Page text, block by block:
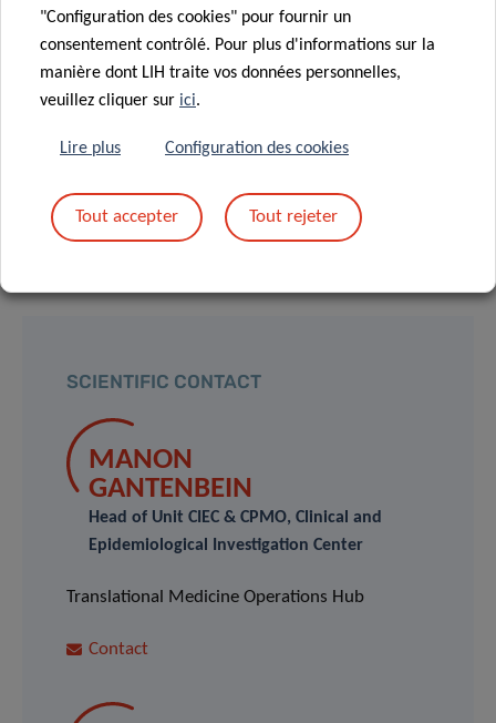
ou de pertes de mémoire, autant de facteurs qui peuvent
altérer considérablement le fonctionnement du cerveau.
DigiCog offrira un outil fiable et non invasif pour dépister
exemple dans les établissements de soins primaires. Le
comprendre le Covid long neurologique.
SCIENTIFIC CONTACT
MANON
GANTENBEIN
Head of Unit CIEC & CPMO, Clinical and
Epidemiological Investigation Center
Translational Medicine Operations Hub
Contact
"Configuration des cookies" pour fournir un
consentement contrôlé. Pour plus d'informations sur la
manière dont LIH traite vos données personnelles,
veuillez cliquer sur ici.
Lire plus Configuration des cookies
Tout accepter Tout rejeter